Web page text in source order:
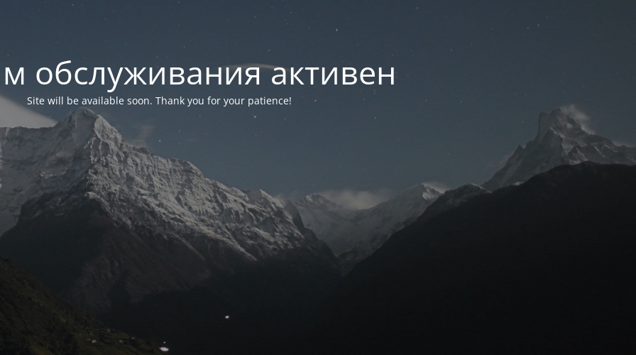
обслуживания активен
Site will be available soon. Thank you for your patience!